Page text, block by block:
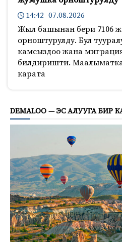
14:42 07.08.2026
Жыл башынан бери 7106
орноштурулду. Бул
камсыздоо жана
билдиришти.
карата
DEMALOO — ЭС АЛУУГА БИР